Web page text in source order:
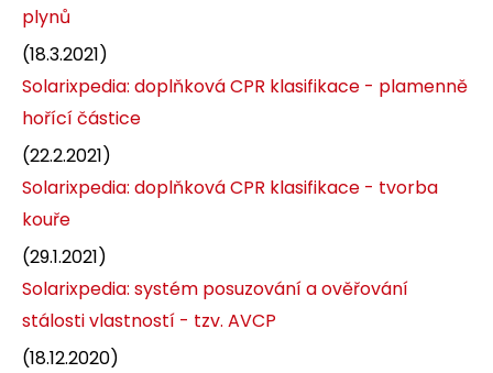
plynů
(18.3.2021)
Solarixpedia: doplňková CPR klasifikace - plamenně
hořící částice
(22.2.2021)
Solarixpedia: doplňková CPR klasifikace - tvorba
kouře
(29.1.2021)
Solarixpedia: systém posuzování a ověřování
stálosti vlastností - tzv. AVCP
(18.12.2020)